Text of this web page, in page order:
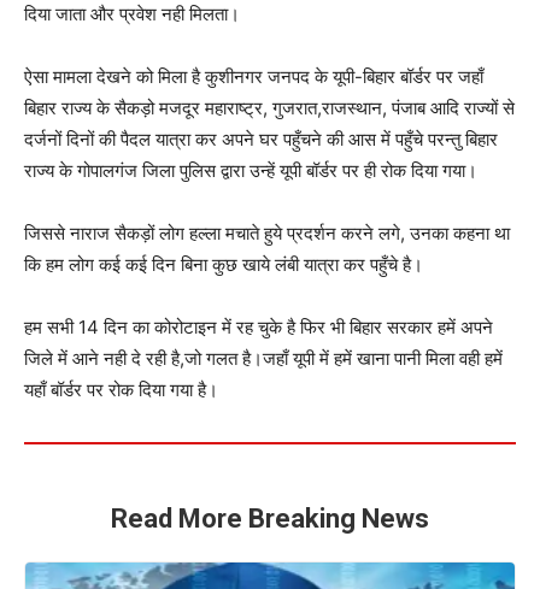
दिया जाता और प्रवेश नही मिलता।
ऐसा मामला देखने को मिला है कुशीनगर जनपद के यूपी-बिहार बॉर्डर पर जहाँ
बिहार राज्य के सैकड़ो मजदूर महाराष्ट्र, गुजरात,राजस्थान, पंजाब आदि राज्यों से
दर्जनों दिनों की पैदल यात्रा कर अपने घर पहुँचने की आस में पहुँचे परन्तु बिहार
राज्य के गोपालगंज जिला पुलिस द्वारा उन्हें यूपी बॉर्डर पर ही रोक दिया गया।
जिससे नाराज सैकड़ों लोग हल्ला मचाते हुये प्रदर्शन करने लगे, उनका कहना था
कि हम लोग कई कई दिन बिना कुछ खाये लंबी यात्रा कर पहुँचे है।
हम सभी 14 दिन का कोरोटाइन में रह चुके है फिर भी बिहार सरकार हमें अपने
जिले में आने नही दे रही है,जो गलत है।जहाँ यूपी में हमें खाना पानी मिला वही हमें
यहाँ बॉर्डर पर रोक दिया गया है।
Read More Breaking News